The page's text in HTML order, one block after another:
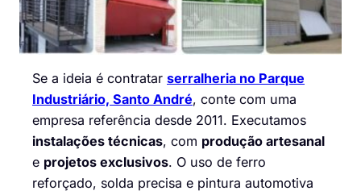
Se a ideia é contratar serralheria no Parque
Industriário, Santo André, conte com uma
empresa referência desde 2011. Executamos
instalações técnicas, com produção artesanal
e projetos exclusivos. O uso de ferro
reforçado, solda precisa e pintura automotiva